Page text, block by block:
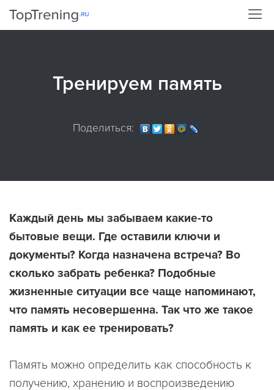
Тренируем память
Поделиться:
Каждый день мы забываем какие-то
бытовые вещи. Где оставили ключи и
документы? Когда назначена встреча? Во
сколько забрать ребенка? Подобные
жизненные ситуации все чаще напоминают,
что память несовершенна. Так что же такое
память и как ее тренировать?
Память можно определить как способность к
получению, хранению и воспроизведению